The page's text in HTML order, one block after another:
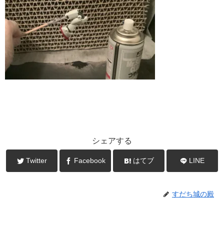
シェアする
Twitter Facebook はてブ LINE
すだち城の殿